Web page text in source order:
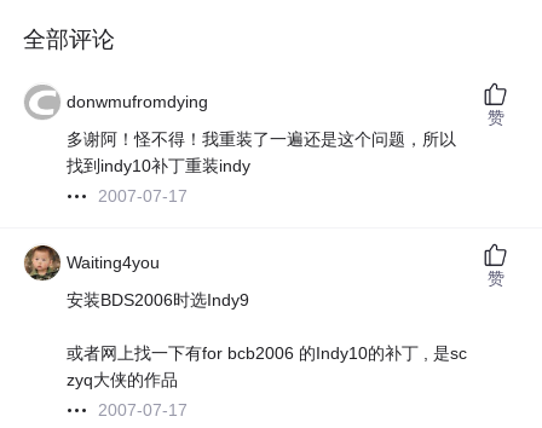
全部评论
donwmufromdying
多谢阿！怪不得！我重装了一遍还是这个问题，所以
找到indy10补丁重装indy
2007-07-17
赞
Waiting4you
安装BDS2006时选Indy9
或者网上找一下有for bcb2006 的Indy10的补丁 , 是sc
zyq大侠的作品
2007-07-17
赞